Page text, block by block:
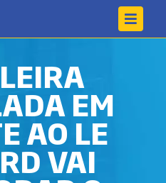
EM
AO LE
VAI